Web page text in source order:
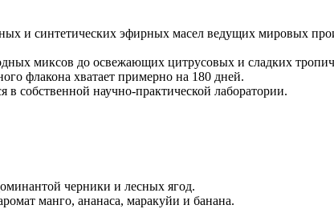
и синтетических эфирных масел ведущих мировых
миксов до освежающих цитрусовых и сладких
флакона хватает примерно на 180 дней.
в собственной научно-практической лаборатории.
черники и лесных ягод.
манго, ананаса, маракуйи и банана.